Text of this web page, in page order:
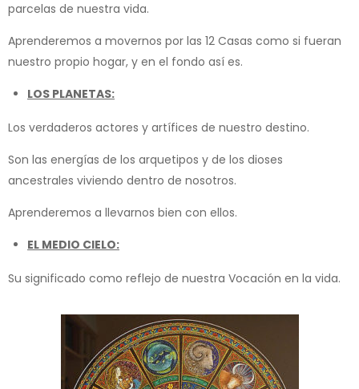
parcelas de nuestra vida.
Aprenderemos a movernos por las 12 Casas como si fueran
nuestro propio hogar, y en el fondo así es.
LOS PLANETAS:
Los verdaderos actores y artífices de nuestro destino.
Son las energías de los arquetipos y de los dioses
ancestrales viviendo dentro de nosotros.
Aprenderemos a llevarnos bien con ellos.
EL MEDIO CIELO:
Su significado como reflejo de nuestra Vocación en la vida.